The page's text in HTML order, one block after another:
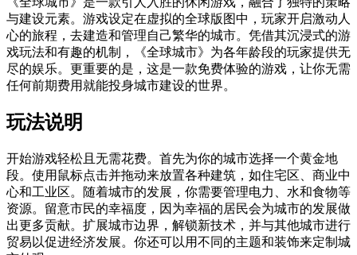
与建设元素。游戏设定在虚拟的全球版图中，玩家开启激动人
心的旅程，去建造和管理自己繁华的城市。凭借其沉浸式的游
戏玩法和有趣的机制，《全球城市》为各年龄段的玩家提供无
尽的娱乐。更重要的是，这是一款免费体验的游戏，让你无需
任何前期费用就能投身城市建设的世界。
玩法说明
开始游戏轻松且无需花费。首先为你的城市选择一个黄金地
段。使用鼠标点击并拖动来放置各种建筑，如住宅区、商业中
心和工业区。随着城市的发展，你需要管理电力、水和食物等
资源。留意市民的幸福度，因为幸福的居民会为城市的发展做
出更多贡献。扩展城市边界，解锁新技术，并与其他城市进行
贸易以促进经济发展。你还可以用不同的主题和装饰来定制城